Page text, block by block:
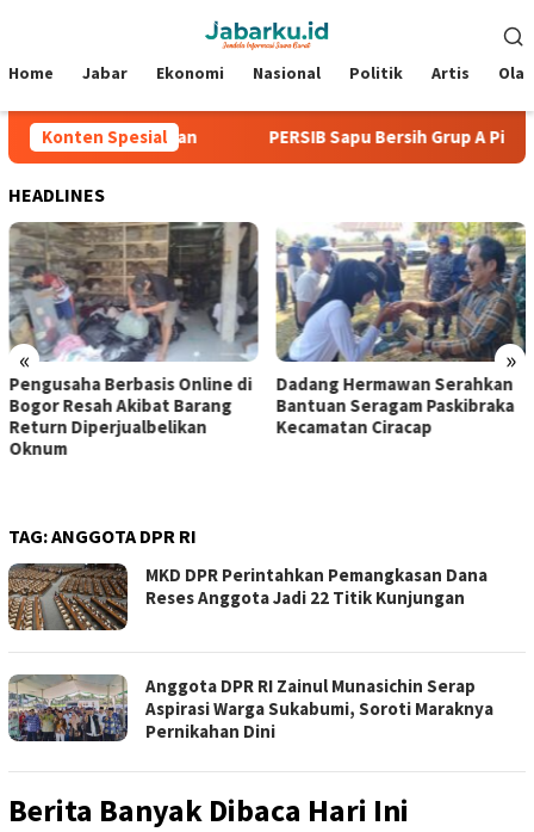
Mobile
Home Jabar Ekonomi Nasional Politik Artis
Konten Spesial
Tanpa Kebobolan PERSIB Sapu Bersih Grup A Piala
HEADLINES
« »
Online di
Barang
Dadang Hermawan Serahkan
Bantuan Seragam Paskibraka
Kecamatan Ciracap
Sambut HUT ke-
Kota Sukabumi
Gerakan
TAG:ANGGOTA DPR RI
MKD DPR Perintahkan Pemangkasan Dana
Reses Anggota Jadi 22 Titik Kunjungan
Anggota DPR RI Zainul Munasichin Serap
Aspirasi Warga Sukabumi, Soroti Maraknya
Pernikahan Dini
Berita Banyak Dibaca Hari Ini